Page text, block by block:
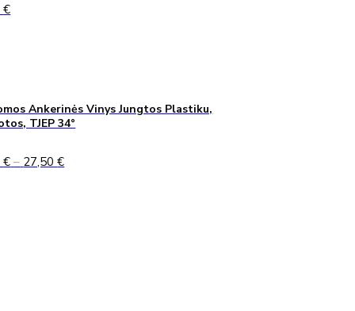
€
Ankerinės Vinys Jungtos Plastiku,
TJEP 34°
€ – 27,50€Price